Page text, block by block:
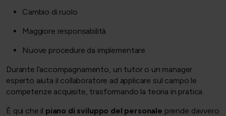
Cambio di ruolo
Maggiore responsabilità
Nuove procedure da implementare
Durante l’accompagnamento, un tutor o un manager
esperto aiuta il collaboratore ad applicare sul campo le
competenze acquisite, trasformando la teoria in pratica.
È qui che il piano di sviluppo del personale prende davvero